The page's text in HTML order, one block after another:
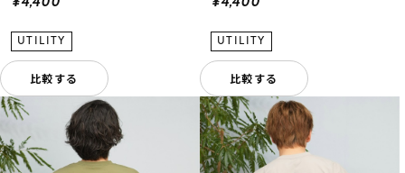
¥4,400
比較する
¥4,400
比較する